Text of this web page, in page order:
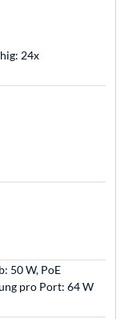
24x
50 W, PoE
pro Port: 64 W